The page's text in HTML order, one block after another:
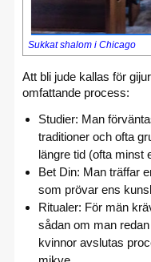
Sukkat shalom i Chicago
Att bli jude kallas för
omfattande process:
Studier: Man
traditioner och ofta
längre tid (ofta minst
Bet Din: Man träffar
som prövar ens
Ritualer: För män
sådan om man
kvinnor avslutas